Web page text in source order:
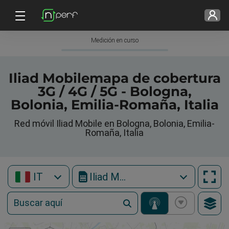
Medición en curso
Iliad Mobilemapa de cobertura
3G / 4G / 5G - Bologna,
Bolonia, Emilia-Romaña, Italia
Red móvil Iliad Mobile en Bologna, Bolonia, Emilia-
Romaña, Italia
IT Iliad Mobile